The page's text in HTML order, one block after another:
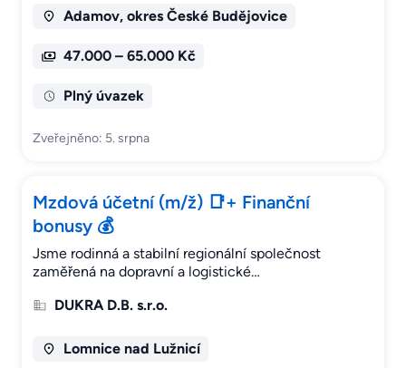
Adamov, okres České Budějovice
47.000 – 65.000 Kč
Plný úvazek
Zveřejněno: 5. srpna
Mzdová účetní (m/ž) 📑+ Finanční
bonusy 💰
Jsme rodinná a stabilní regionální společnost
zaměřená na dopravní a logistické…
DUKRA D.B. s.r.o.
Lomnice nad Lužnicí